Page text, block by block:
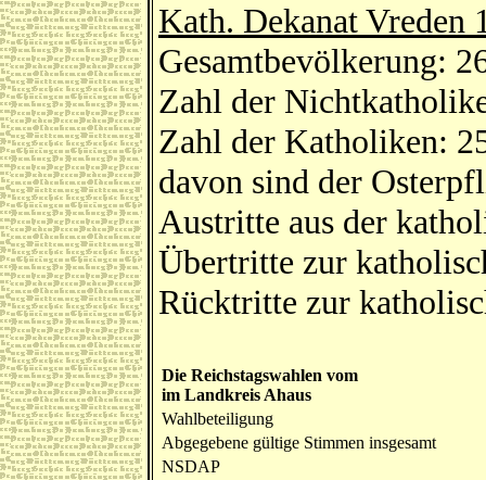
Kath. Dekanat Vreden
Gesamtbevölkerung:
Zahl der
Zahl der Katholiken:
davon sind der
Austritte aus der
Übertritte zur
Rücktritte zur
Die Reichstagswahlen vom
im Landkreis Ahaus
Wahlbeteiligung
Abgegebene gültige Stimmen insgesamt
NSDAP